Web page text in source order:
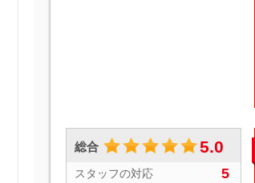
総合 5.0
スタッフの対応 5